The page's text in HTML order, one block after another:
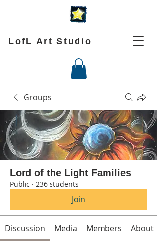
LofL Art Studio
Groups
Lord of the Light Families
Public · 236 students
Join
Discussion Media Members About